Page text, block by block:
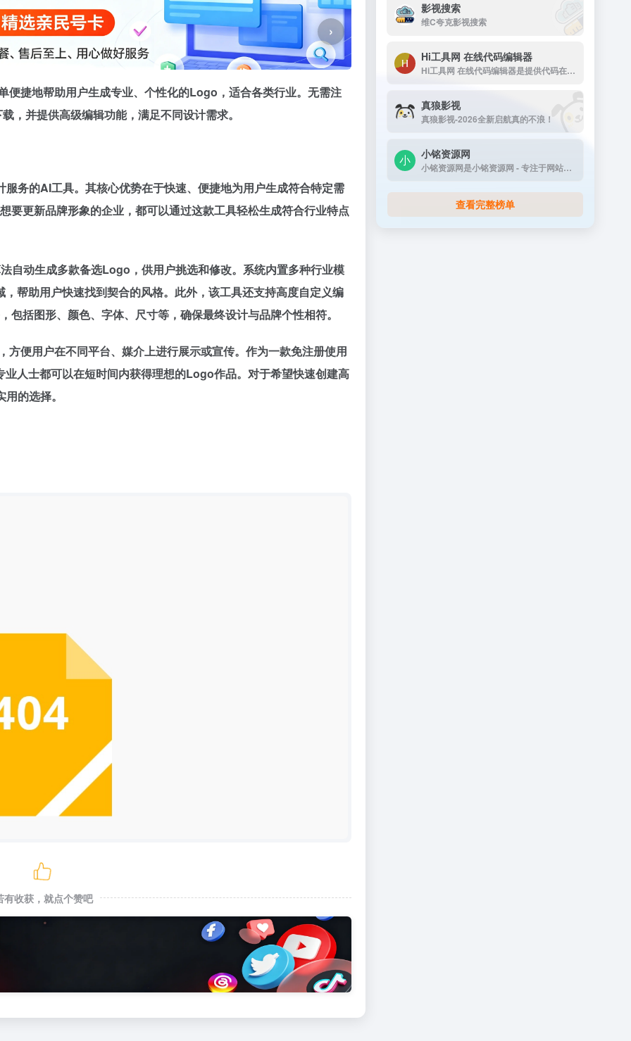
›
捷地帮助用户生成专业、个性化的Logo，适合各类行业。无需注
，并提供高级编辑功能，满足不同设计需求。
务的AI工具。其核心优势在于快速、便捷地为用户生成符合特定需
更新品牌形象的企业，都可以通过这款工具轻松生成符合行业特点
自动生成多款备选Logo，供用户挑选和修改。系统内置多种行业模
帮助用户快速找到契合的风格。此外，该工具还支持高度自定义编
括图形、颜色、字体、尺寸等，确保最终设计与品牌个性相符。
便用户在不同平台、媒介上进行展示或宣传。作为一款免注册使用
人士都可以在短时间内获得理想的Logo作品。对于希望快速创建高
的选择。
有收获，就点个赞吧
影视搜索
维C夸克影视搜索
Hi工具网 在线代码编辑器
Hi工具网 在线代码编辑器是提供代码在线运行工具
真狼影视
真狼影视-2026全新启航真的不浪！
小铭资源网
小铭资源网是小铭资源网 - 专注于网站源码...
查看完整榜单